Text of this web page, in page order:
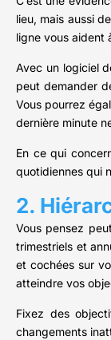
lieu, mais aussi
ligne vous aident
Avec un logiciel
peut demander
Vous pourrez
dernière minute
En ce qui
quotidiennes qui
2.
Vous pensez
trimestriels et
et cochées sur
atteindre vos
Fixez des
changements